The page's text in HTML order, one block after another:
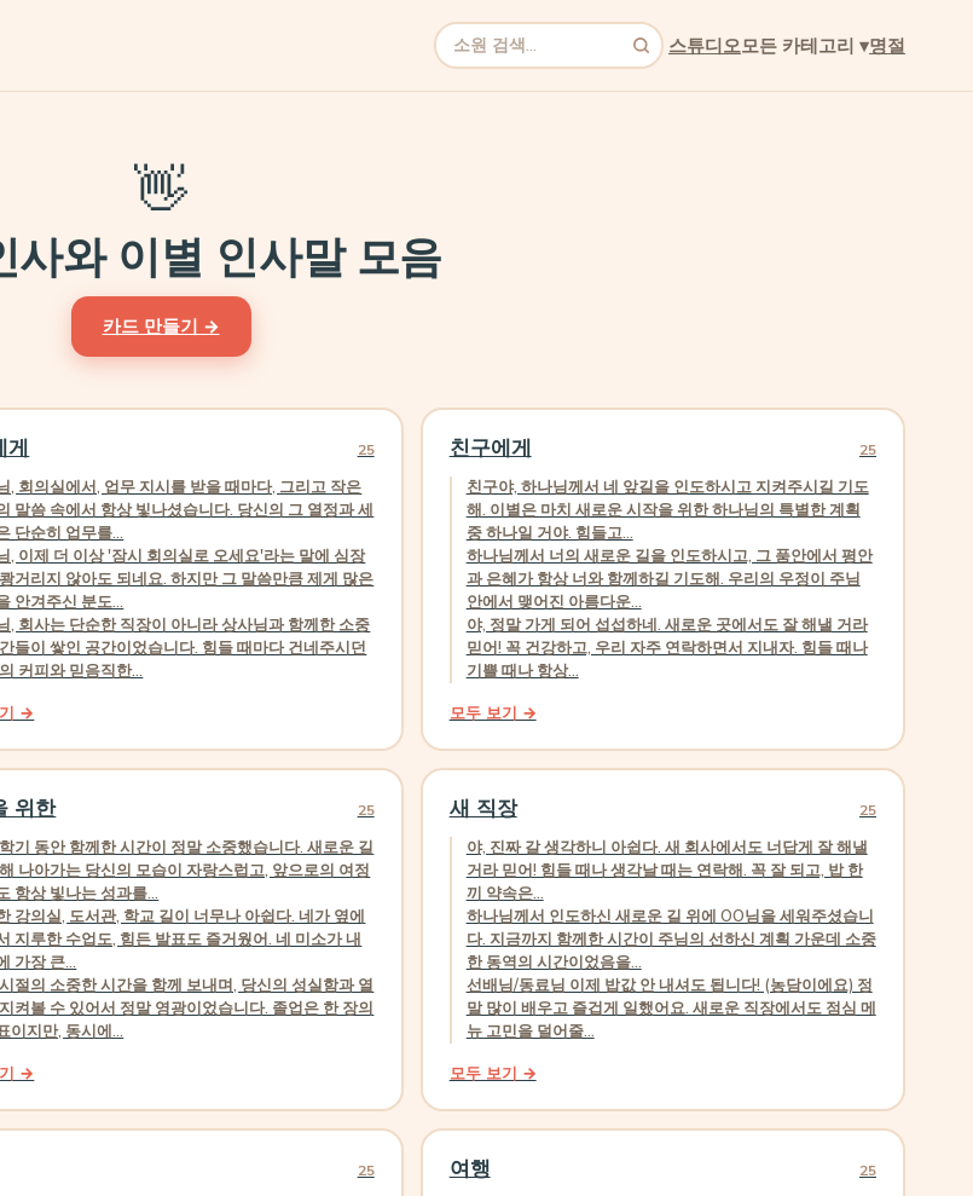
검색 스튜디오모든 카테고리 ▾명절
👋
사와 이별 인사말 모음
카드 만들기 →
게 25
, 회의실에서, 업무 지시를 받을 때마다, 그리고 작은
말씀 속에서 항상 빛나셨습니다. 당신의 그 열정과 세
단순히 업무를...
, 이제 더 이상 '잠시 회의실로 오세요'라는 말에 심장
거리지 않아도 되네요. 하지만 그 말씀만큼 제게 많은
안겨주신 분도...
, 회사는 단순한 직장이 아니라 상사님과 함께한 소중
들이 쌓인 공간이었습니다. 힘들 때마다 건네주시던
커피와 믿음직한...
→
친구에게 25
친구야, 하나님께서 네 앞길을 인도하시고 지켜주시길 기도
해. 이별은 마치 새로운 시작을 위한 하나님의 특별한 계획
중 하나일 거야. 힘들고...
하나님께서 너의 새로운 길을 인도하시고, 그 품안에서 평안
과 은혜가 항상 너와 함께하길 기도해. 우리의 우정이 주님
안에서 맺어진 아름다운...
야, 정말 가게 되어 섭섭하네. 새로운 곳에서도 잘 해낼 거라
믿어! 꼭 건강하고, 우리 자주 연락하면서 지내자. 힘들 때나
기쁠 때나 항상...
모두 보기 →
위한 25
기 동안 함께한 시간이 정말 소중했습니다. 새로운 길
나아가는 당신의 모습이 자랑스럽고, 앞으로의 여정
항상 빛나는 성과를...
강의실, 도서관, 학교 길이 너무나 아쉽다. 네가 옆에
지루한 수업도, 힘든 발표도 즐거웠어. 네 미소가 내
가장 큰...
절의 소중한 시간을 함께 보내며, 당신의 성실함과 열
켜볼 수 있어서 정말 영광이었습니다. 졸업은 한 장의
이지만, 동시에...
→
새 직장 25
야, 진짜 갈 생각하니 아쉽다. 새 회사에서도 너답게 잘 해낼
거라 믿어! 힘들 때나 생각날 때는 연락해. 꼭 잘 되고, 밥 한
끼 약속은...
하나님께서 인도하신 새로운 길 위에 OO님을 세워주셨습니
다. 지금까지 함께한 시간이 주님의 선하신 계획 가운데 소중
한 동역의 시간이었음을...
선배님/동료님 이제 밥값 안 내셔도 됩니다! (농담이에요) 정
말 많이 배우고 즐겁게 일했어요. 새로운 직장에서도 점심 메
뉴 고민을 덜어줄...
모두 보기 →
25 여행 25